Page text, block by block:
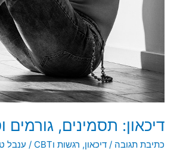
דיכאון: תסמינים, גורמים
כתיבת תגובה /דיכאון, רגשות וCBT / ענבל